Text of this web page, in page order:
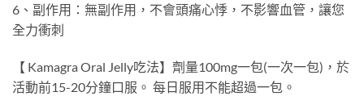
6、副作用：無副作用，不會頭痛心悸，不影響血管，讓您
全力衝刺
【 Kamagra Oral Jelly吃法】劑量100mg一包(一次一包)，於
活動前15-20分鐘口服。 每日服用不能超過一包。